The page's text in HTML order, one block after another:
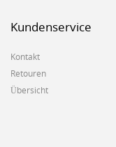
Kundenservice
Kontakt
Retouren
Übersicht